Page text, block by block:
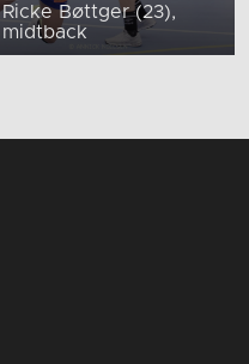
Ricke Bøttger (23),
midtback